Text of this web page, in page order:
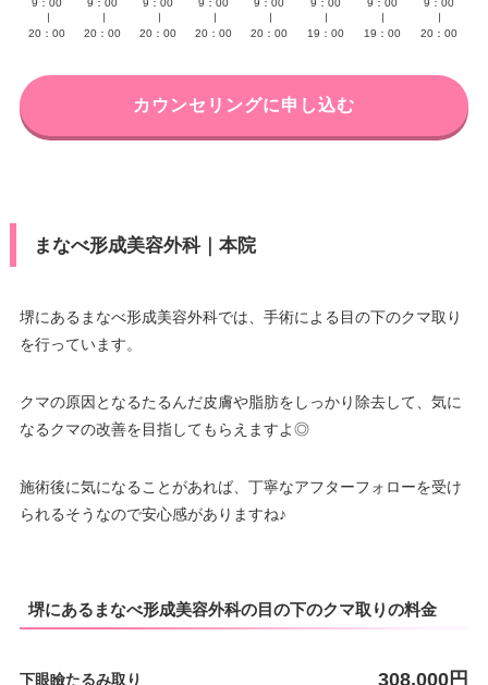
9：00
20：00
9：00
20：00
9：00
20：00
9：00
20：00
9：00
20：00
9：00
19：00
9：00
19：00
9：00
20：00
カウンセリングに申し込む
まなべ形成美容外科｜本院
堺にあるまなべ形成美容外科では、手術による目の下のクマ取り
を行っています。
クマの原因となるたるんだ皮膚や脂肪をしっかり除去して、気に
なるクマの改善を目指してもらえますよ◎
施術後に気になることがあれば、丁寧なアフターフォローを受け
られるそうなので安心感がありますね♪
堺にあるまなべ形成美容外科の目の下のクマ取りの料金
下眼瞼たるみ取り 308,000円